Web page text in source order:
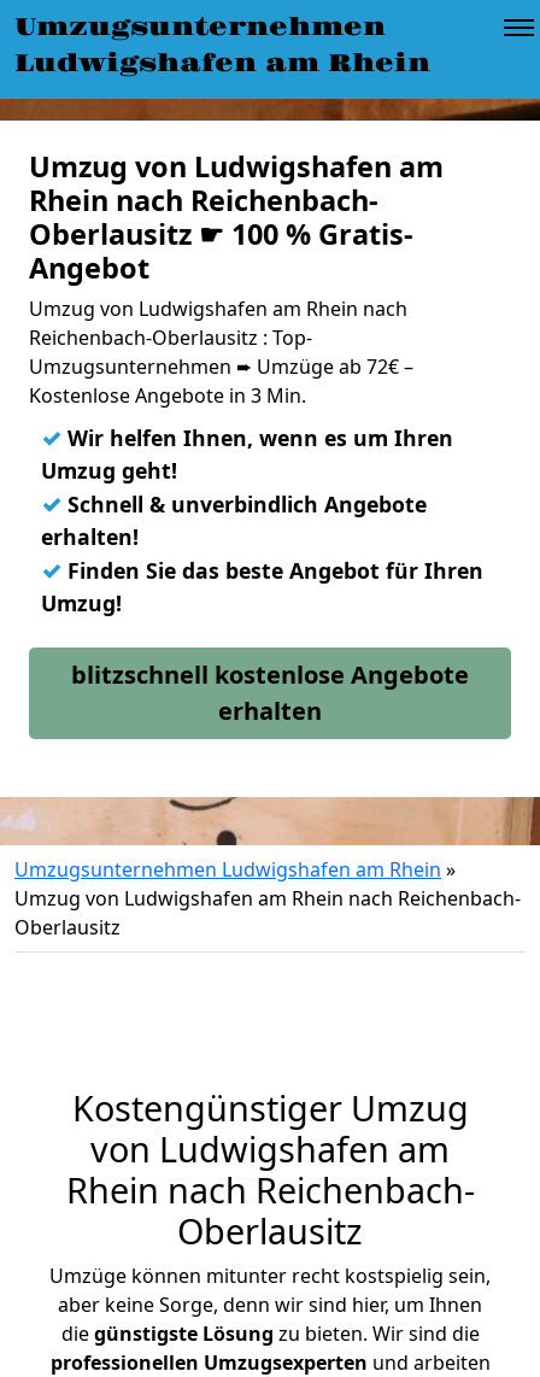
Umzugsunternehmen
Ludwigshafen am Rhein
Umzug von Ludwigshafen am
Rhein nach Reichenbach-
Oberlausitz ☛ 100 % Gratis-
Angebot
Umzug von Ludwigshafen am Rhein nach
Reichenbach-Oberlausitz : Top-
Umzugsunternehmen ➨ Umzüge ab 72€ –
Kostenlose Angebote in 3 Min.
✓ Wir helfen Ihnen, wenn es um Ihren
Umzug geht!
✓ Schnell & unverbindlich Angebote
erhalten!
✓ Finden Sie das beste Angebot für Ihren
Umzug!
blitzschnell kostenlose Angebote
erhalten
Umzugsunternehmen Ludwigshafen am Rhein »
Umzug von Ludwigshafen am Rhein nach Reichenbach-
Oberlausitz
Kostengünstiger Umzug
von Ludwigshafen am
Rhein nach Reichenbach-
Oberlausitz
Umzüge können mitunter recht kostspielig sein,
aber keine Sorge, denn wir sind hier, um Ihnen
diegünstigste Lösung zu bieten. Wir sind die
professionellen Umzugsexperten und arbeiten